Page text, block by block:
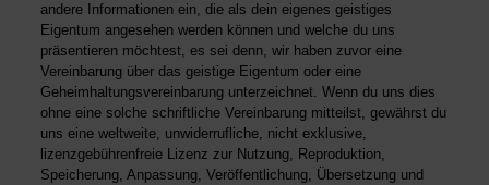
andere Informationen ein, die als dein eigenes geistiges
Eigentum angesehen werden können und welche du uns
präsentieren möchtest, es sei denn, wir haben zuvor eine
Vereinbarung über das geistige Eigentum oder eine
Geheimhaltungsvereinbarung unterzeichnet. Wenn du uns dies
ohne eine solche schriftliche Vereinbarung mitteilst, gewährst du
uns eine weltweite, unwiderrufliche, nicht exklusive,
lizenzgebührenfreie Lizenz zur Nutzung, Reproduktion,
Speicherung, Anpassung, Veröffentlichung, Übersetzung und